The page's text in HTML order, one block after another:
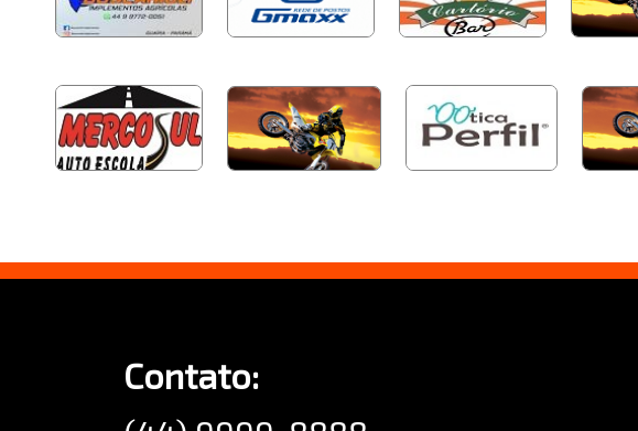
Contato: